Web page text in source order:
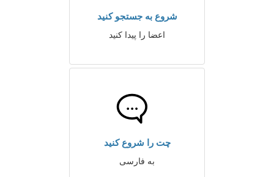
شروع به جستجو کنید
اعضا را پیدا کنید
چت را شروع کنید
به فارسی